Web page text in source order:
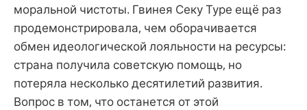
моральной чистоты. Гвинея Секу Туре ещё раз
продемонстрировала, чем оборачивается
обмен идеологической лояльности на ресурсы:
страна получила советскую помощь, но
потеряла несколько десятилетий развития.
Вопрос в том, что останется от этой